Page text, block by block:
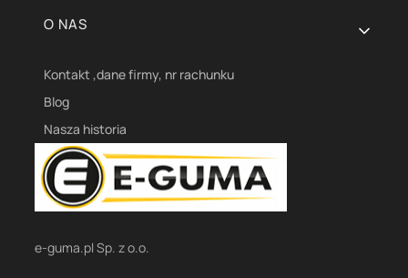
O NAS
Kontakt ,dane firmy, nr rachunku
Blog
Nasza historia
e-guma.pl Sp. z o.o.